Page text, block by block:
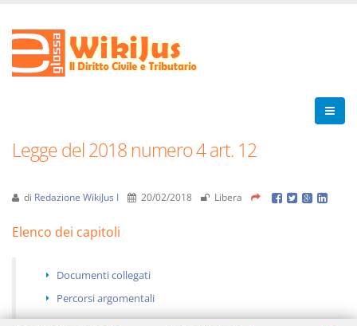
Legge del 2018 numero 4 art. 12
di Redazione WikiJus I 20/02/2018 Libera
Elenco dei capitoli
Documenti collegati
Percorsi argomentali